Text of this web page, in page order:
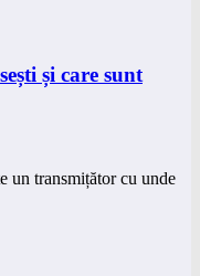
și care sunt
un transmițător cu unde